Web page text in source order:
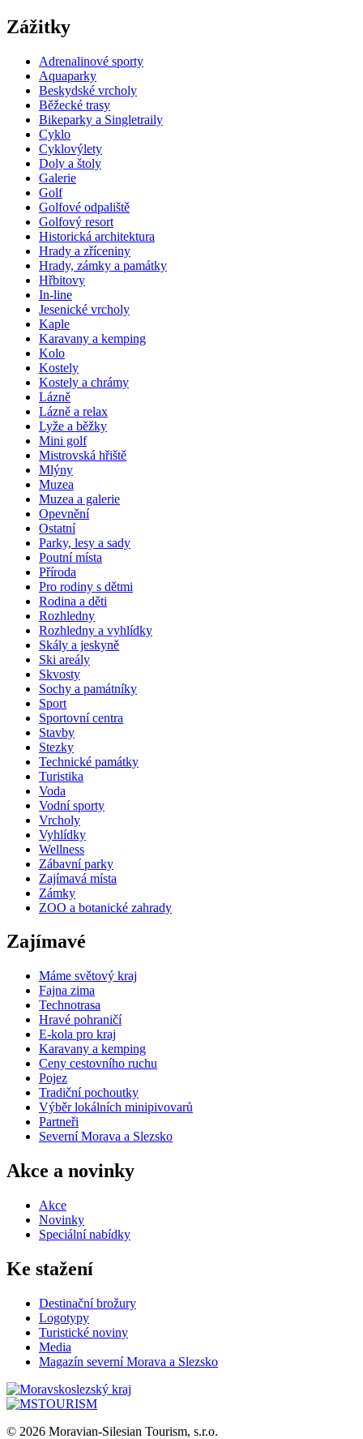
Zážitky
Adrenalinové sporty
Aquaparky
Beskydské vrcholy
Běžecké trasy
Bikeparky a Singletraily
Cyklo
Cyklovýlety
Doly a štoly
Galerie
Golf
Golfové odpaliště
Golfový resort
Historická architektura
Hrady a zříceniny
Hrady, zámky a památky
Hřbitovy
In-line
Jesenické vrcholy
Kaple
Karavany a kemping
Kolo
Kostely
Kostely a chrámy
Lázně
Lázně a relax
Lyže a běžky
Mini golf
Mistrovská hřiště
Mlýny
Muzea
Muzea a galerie
Opevnění
Ostatní
Parky, lesy a sady
Poutní místa
Příroda
Pro rodiny s dětmi
Rodina a děti
Rozhledny
Rozhledny a vyhlídky
Skály a jeskyně
Ski areály
Skvosty
Sochy a památníky
Sport
Sportovní centra
Stavby
Stezky
Technické památky
Turistika
Voda
Vodní sporty
Vrcholy
Vyhlídky
Wellness
Zábavní parky
Zajímavá místa
Zámky
ZOO a botanické zahrady
Zajímavé
Máme světový kraj
Fajna zima
Technotrasa
Hravé pohraničí
E-kola pro kraj
Karavany a kemping
Ceny cestovního ruchu
Pojez
Tradiční pochoutky
Výběr lokálních minipivovarů
Partneři
Severní Morava a Slezsko
Akce a novinky
Akce
Novinky
Speciální nabídky
Ke stažení
Destinační brožury
Logotypy
Turistické noviny
Media
Magazín severní Morava a Slezsko
© 2026 Moravian-Silesian Tourism, s.r.o.